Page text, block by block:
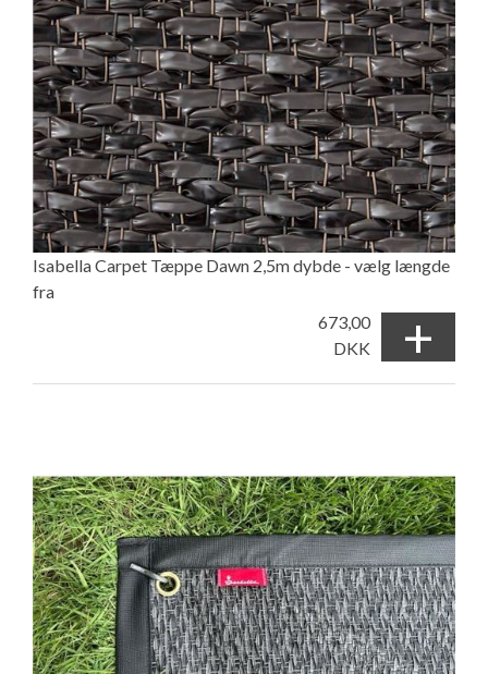
Isabella Carpet Tæppe Dawn 2,5m dybde - vælg længde
fra
673,00
DKK
+